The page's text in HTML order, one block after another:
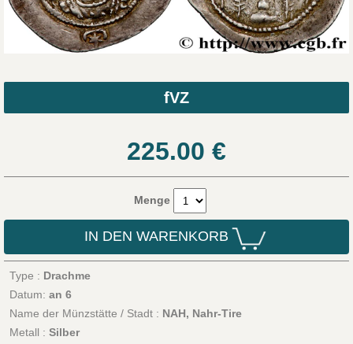
fVZ
225.00 €
Menge
IN DEN WARENKORB
Type : Drachme
Datum: an 6
Name der Münzstätte / Stadt : NAH, Nahr-Tire
Metall : Silber